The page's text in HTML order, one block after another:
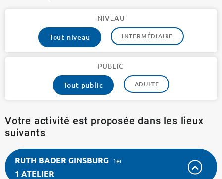
NIVEAU
Tout niveau
INTERMÉDIAIRE
PUBLIC
Tout public
ADULTE
Votre activité est proposée dans les lieux
suivants
RUTH BADER GINSBURG 1er
1 ATELIER